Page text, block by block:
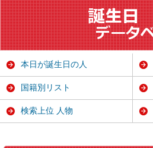
本日が誕生日の人
国籍別リスト
検索上位 人物